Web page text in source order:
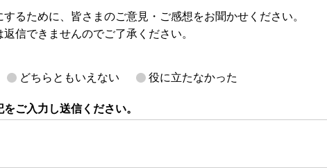
るために、皆さまのご意見・ご感想をお聞かせください。
信できませんのでご了承ください。
どちらともいえない 役に立たなかった
ご入力し送信ください。